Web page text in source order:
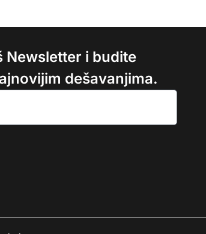
Newsletter i budite
dešavanjima.